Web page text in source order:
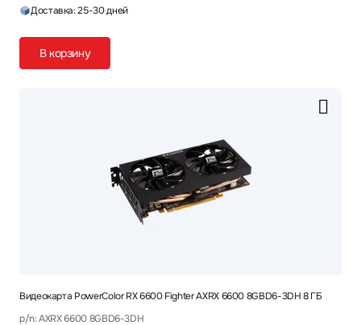
Доставка: 25-30 дней
В корзину
Видеокарта PowerColor RX 6600 Fighter AXRX 6600 8GBD6-3DH 8 ГБ
p/n: AXRX 6600 8GBD6-3DH